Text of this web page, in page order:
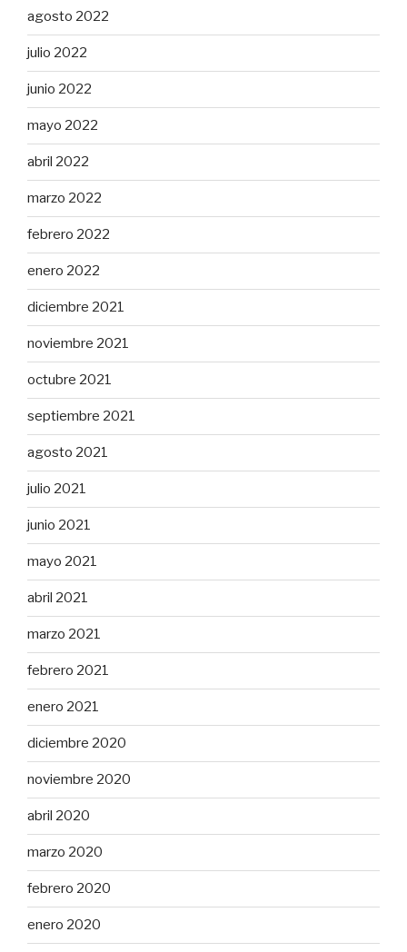
agosto 2022
julio 2022
junio 2022
mayo 2022
abril 2022
marzo 2022
febrero 2022
enero 2022
diciembre 2021
noviembre 2021
octubre 2021
septiembre 2021
agosto 2021
julio 2021
junio 2021
mayo 2021
abril 2021
marzo 2021
febrero 2021
enero 2021
diciembre 2020
noviembre 2020
abril 2020
marzo 2020
febrero 2020
enero 2020